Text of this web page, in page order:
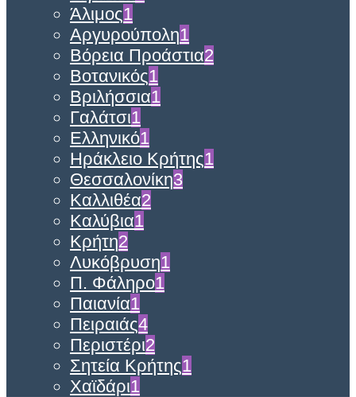
Άλιμος1
Αργυρούπολη1
Βόρεια Προάστια2
Βοτανικός1
Βριλήσσια1
Γαλάτσι1
Ελληνικό1
Ηράκλειο Κρήτης1
Θεσσαλονίκη3
Καλλιθέα2
Καλύβια1
Κρήτη2
Λυκόβρυση1
Π. Φάληρο1
Παιανία1
Πειραιάς4
Περιστέρι2
Σητεία Κρήτης1
Χαϊδάρι1